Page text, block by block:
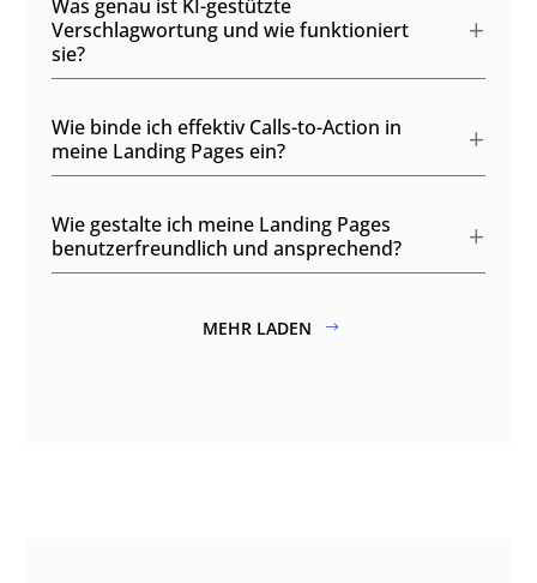
Was genau ist KI-gestützte
Verschlagwortung und wie funktioniert
sie?
Wie binde ich effektiv Calls-to-Action in
meine Landing Pages ein?
Wie gestalte ich meine Landing Pages
benutzerfreundlich und ansprechend?
MEHR LADEN